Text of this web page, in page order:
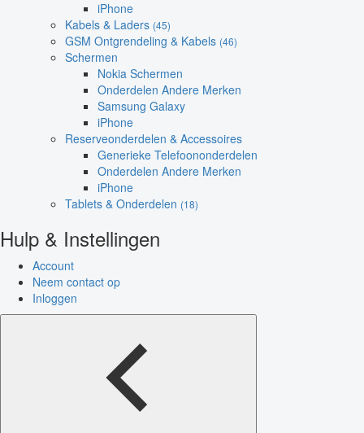
iPhone
Kabels & Laders (45)
GSM Ontgrendeling & Kabels (46)
Schermen
Nokia Schermen
Onderdelen Andere Merken
Samsung Galaxy
iPhone
Reserveonderdelen & Accessoires
Generieke Telefoononderdelen
Onderdelen Andere Merken
iPhone
Tablets & Onderdelen (18)
Hulp & Instellingen
Account
Neem contact op
Inloggen